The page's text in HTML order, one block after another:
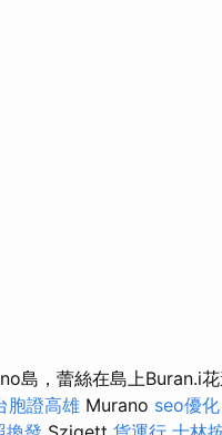
島，蕾絲在島上Buran.i
胞證高雄 Murano seo優化